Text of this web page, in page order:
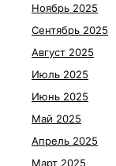
Ноябрь 2025
Сентябрь 2025
Август 2025
Июль 2025
Июнь 2025
Май 2025
Апрель 2025
Март 2025